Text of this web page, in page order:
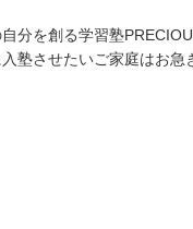
分を創る学習塾
塾させたいご家庭はお急